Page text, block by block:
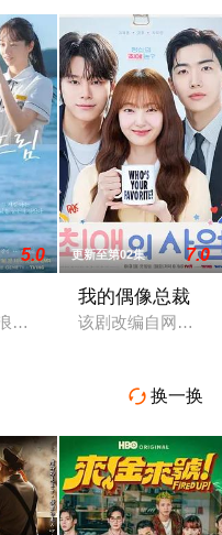
5.0
漫喜剧，讲述了连一个梦想
更新至第02集 7.0
我的偶像总裁
该剧改编自网络漫
 换一换